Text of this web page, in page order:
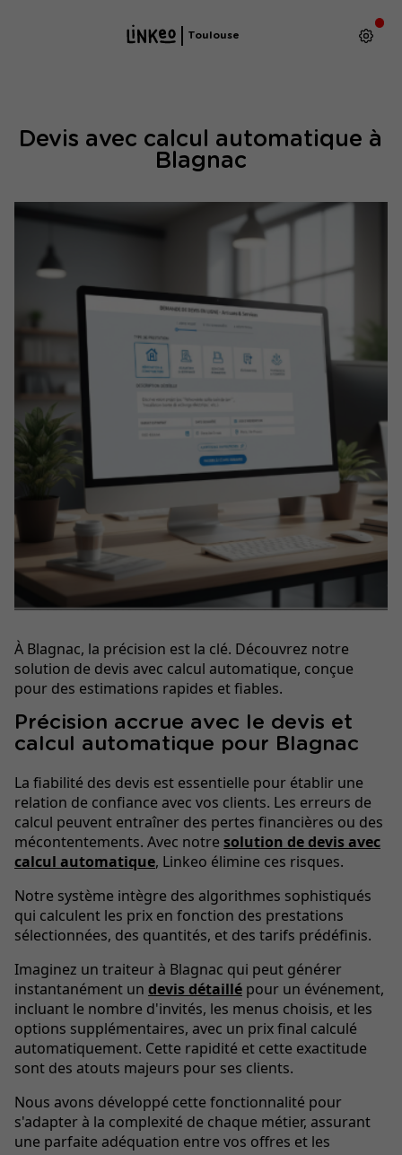
Toulouse
Devis avec calcul automatique à
Blagnac
À Blagnac, la précision est la clé. Découvrez notre
solution de devis avec calcul automatique, conçue
pour des estimations rapides et fiables.
Précision accrue avec le devis et
calcul automatique pour Blagnac
La fiabilité des devis est essentielle pour établir une
relation de confiance avec vos clients. Les erreurs de
calcul peuvent entraîner des pertes financières ou des
mécontentements. Avec notre solution de devis avec
calcul automatique, Linkeo élimine ces risques.
Notre système intègre des algorithmes sophistiqués
qui calculent les prix en fonction des prestations
sélectionnées, des quantités, et des tarifs prédéfinis.
Imaginez un traiteur à Blagnac qui peut générer
instantanément un devis détaillé pour un événement,
incluant le nombre d'invités, les menus choisis, et les
options supplémentaires, avec un prix final calculé
automatiquement. Cette rapidité et cette exactitude
sont des atouts majeurs pour ses clients.
Nous avons développé cette fonctionnalité pour
s'adapter à la complexité de chaque métier, assurant
une parfaite adéquation entre vos offres et les